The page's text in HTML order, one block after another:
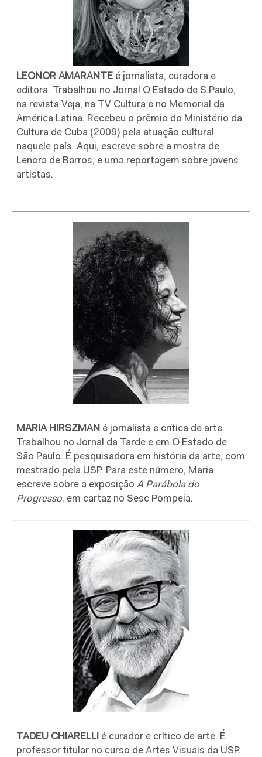
LEONOR AMARANTE é jornalista, curadora e
editora. Trabalhou no Jornal O Estado de S.Paulo,
na revista Veja, na TV Cultura e no Memorial da
América Latina. Recebeu o prêmio do Ministério da
Cultura de Cuba (2009) pela atuação cultural
naquele país. Aqui, escreve sobre a mostra de
Lenora de Barros, e uma reportagem sobre jovens
artistas.
MARIA HIRSZMAN é jornalista e crítica de arte.
Trabalhou no Jornal da Tarde e em O Estado de
São Paulo. É pesquisadora em história da arte, com
mestrado pela USP. Para este número, Maria
escreve sobre a exposição A Parábola do
Progresso, em cartaz no Sesc Pompeia.
TADEU CHIARELLI é curador e crítico de arte. É
professor titular no curso de Artes Visuais da USP.